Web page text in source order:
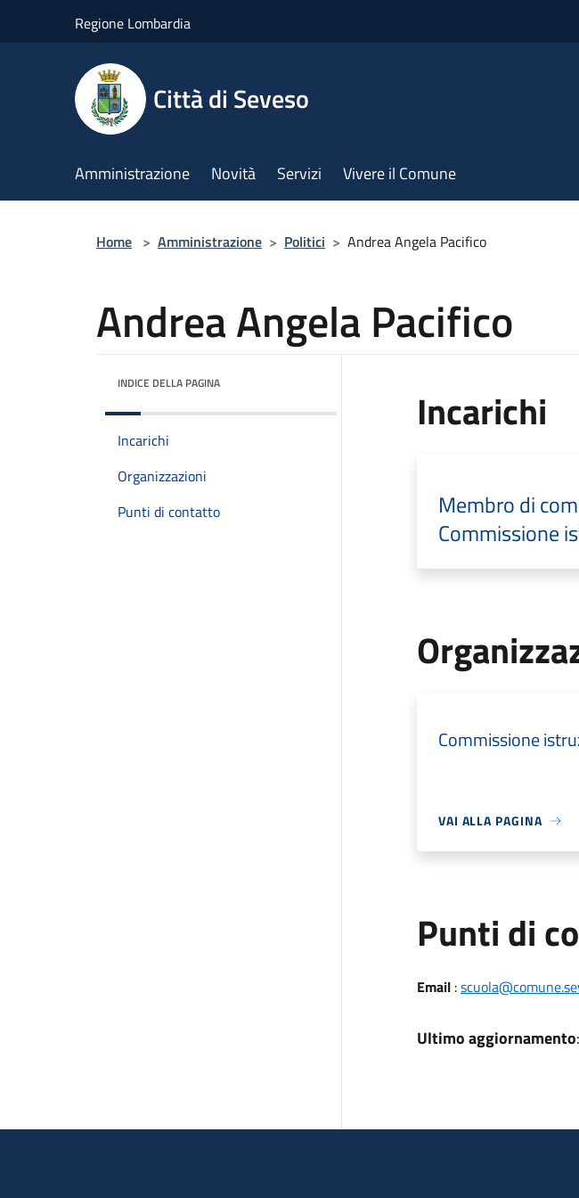
Regione Lombardia
Città di Seveso
Amministrazione Novità Servizi Vivere il Comune
Home > Amministrazione > Politici > Andrea Angela Pacifico
Andrea Angela Pacifico
INDICE DELLA PAGINA
Incarichi
Organizzazioni
Punti di contatto
Incarichi
Membro di
Commissione
Commissione
VAI ALLA PAGINA
Punti di
Email:
Ultimo aggiornamento